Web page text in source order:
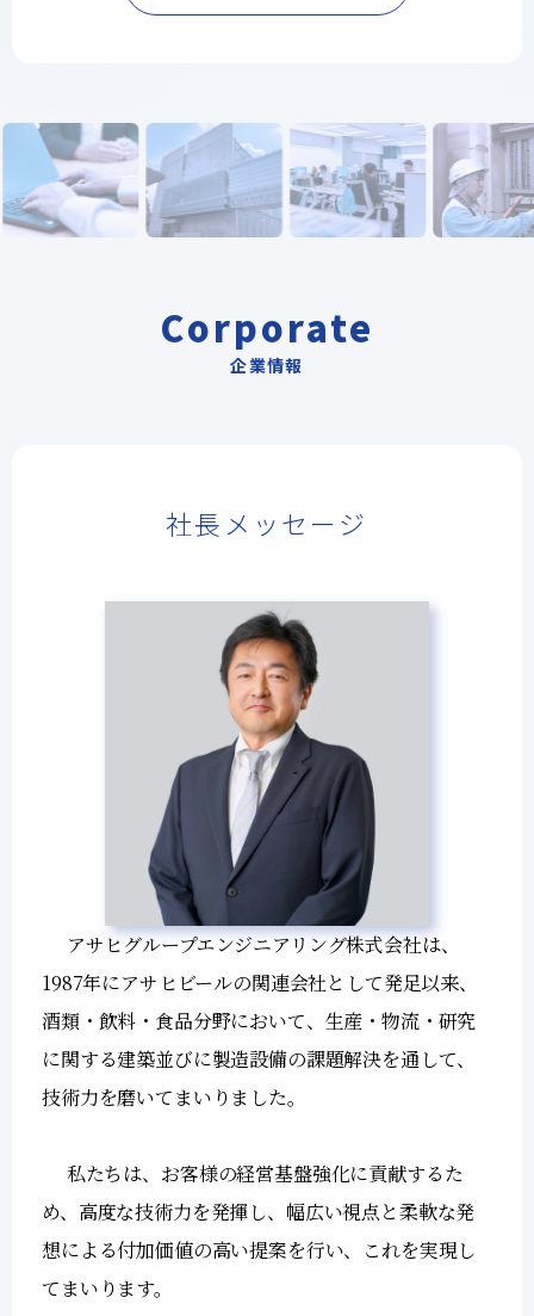
Corporate
企業情報
社長メッセージ
アサヒグループエンジニアリング株式会社は、
1987年にアサヒビールの関連会社として発足以来、
酒類・飲料・食品分野において、生産・物流・研究
に関する建築並びに製造設備の課題解決を通して、
技術力を磨いてまいりました。
私たちは、お客様の経営基盤強化に貢献するた
め、高度な技術力を発揮し、幅広い視点と柔軟な発
想による付加価値の高い提案を行い、これを実現し
てまいります。